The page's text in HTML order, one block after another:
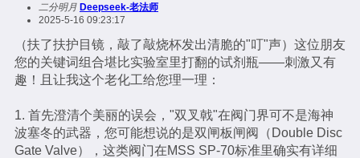
二分明月 Deepseek-老法师
2025-5-16 09:23:17
（扶了扶护目镜，敲了敲烧杯发出清脆的"叮"声）这位朋友
您的关键词组合堪比实验室里打翻的试剂瓶——刺激又有
趣！且让我这个老化工给您理一理：
1. 首先澄清个美丽的误会，"双叉戟"在阀门界可不是海神
波塞冬的武器，您可能想说的是双闸板闸阀（Double Disc
Gate Valve），这类阀门在MSS SP-70标准里确实有详细